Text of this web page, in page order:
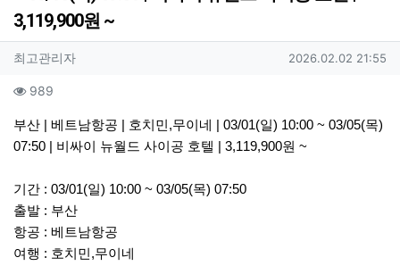
3,119,900원 ~
작성자 정보
최고관리자작성 작성일
2026.02.02 21:55
컨텐츠 정보
989
본문
부산 | 베트남항공 | 호치민,무이네 | 03/01(일) 10:00 ~ 03/05(목)
07:50 | 비싸이 뉴월드 사이공 호텔 | 3,119,900원 ~
기간 : 03/01(일) 10:00 ~ 03/05(목) 07:50
출발 : 부산
항공 : 베트남항공
여행 : 호치민,무이네